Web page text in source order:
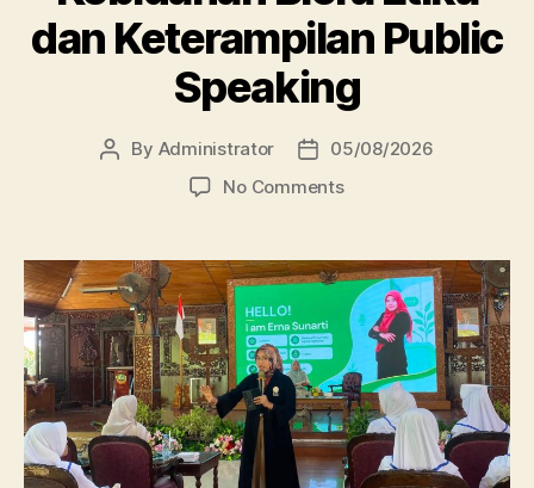
dan Keterampilan Public
Speaking
Post
By Administrator
Post
date
05/08/2026
No Commentson
Unissula
Bekali
Mahasiswa
Kebidanan
Blora
Etika
dan
Keterampilan
Public